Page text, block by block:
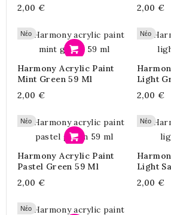
2,00 €
2,00 €
Νέο
Harmony Acrylic Paint
Mint Green 59 Ml
2,00 €
Νέο
Light
2,00 €
Νέο
Harmony Acrylic Paint
Pastel Green 59 Ml
2,00 €
Νέο
Light
2,00 €
Νέο